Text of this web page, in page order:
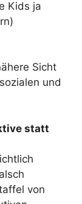
Kids ja
Sicht
und
statt
von